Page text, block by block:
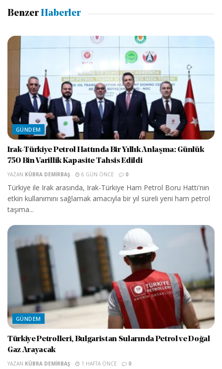
Benzer Haberler
GÜNDEM
Irak-Türkiye Petrol Hattında Bir Yıllık Anlaşma: Günlük
750 Bin Varillik Kapasite Tahsis Edildi
YAZAN KÜBRA DEMIRBAŞ 6 GÜN ÖNCE 0
Türkiye ile Irak arasında, Irak-Türkiye Ham Petrol Boru Hattı'nın
etkin kullanımını sağlamak amacıyla bir yıl süreli yeni ham petrol
taşıma...
GÜNDEM
Türkiye Petrolleri, Bulgaristan Sularında Petrol ve Doğal
Gaz Arayacak
YAZAN KÜBRA DEMIRBAŞ 1 HAFTA ÖNCE 0